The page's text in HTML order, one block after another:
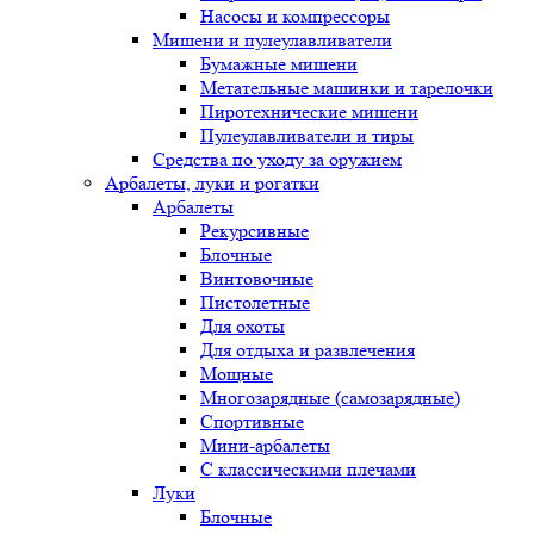
Насосы и компрессоры
Мишени и пулеулавливатели
Бумажные мишени
Метательные машинки и тарелочки
Пиротехнические мишени
Пулеулавливатели и тиры
Средства по уходу за оружием
Арбалеты, луки и рогатки
Арбалеты
Рекурсивные
Блочные
Винтовочные
Пистолетные
Для охоты
Для отдыха и развлечения
Мощные
Многозарядные (самозарядные)
Спортивные
Мини-арбалеты
С классическими плечами
Луки
Блочные